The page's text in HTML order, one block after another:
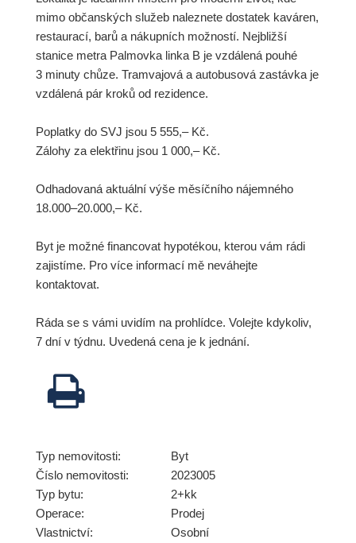
mimo občanských služeb naleznete dostatek kaváren,
restaurací, barů a nákupních možností. Nejbližší
stanice metra Palmovka linka B je vzdálená pouhé
3 minuty chůze. Tramvajová a autobusová zastávka je
vzdálená pár kroků od rezidence.
Poplatky do SVJ jsou 5 555,– Kč.
Zálohy za elektřinu jsou 1 000,– Kč.
Odhadovaná aktuální výše měsíčního nájemného
18.000–20.000,– Kč.
Byt je možné financovat hypotékou, kterou vám rádi
zajistíme. Pro více informací mě neváhejte
kontaktovat.
Ráda se s vámi uvidím na prohlídce. Volejte kdykoliv,
7 dní v týdnu. Uvedená cena je k jednání.
Typ nemovitosti:
Byt
Číslo nemovitosti:
2023005
Typ bytu:
2+kk
Operace:
Prodej
Vlastnictví:
Osobní